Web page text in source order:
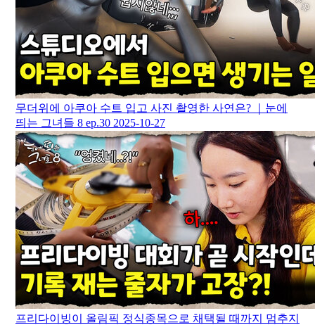
무더위에 아쿠아 수트 입고 사진 촬영한 사연은? ｜눈에
띄는 그녀들 8 ep.30 2025-10-27
프리다이빙이 올림픽 정식종목으로 채택될 때까지 멈추지